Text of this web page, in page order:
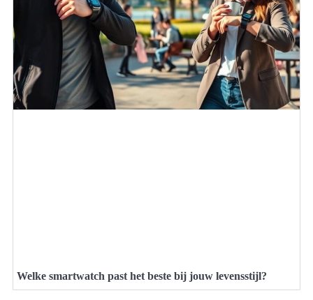
Welke smartwatch past het beste bij jouw levensstijl?